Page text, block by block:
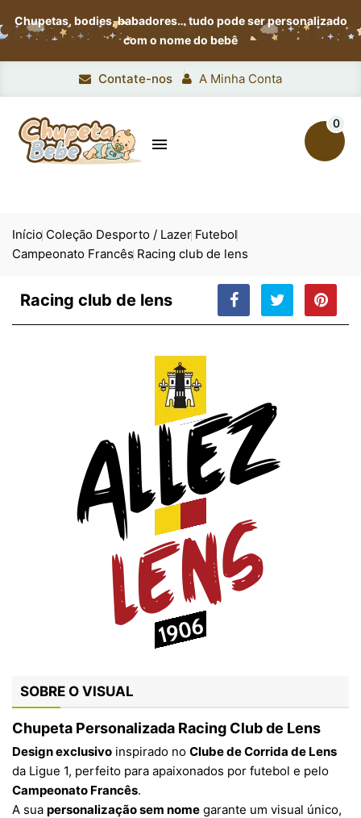
Chupetas, bodies, babadores…tudo pode ser personalizado
com o nome do bebê
Contate-nos A Minha Conta

0
Início Coleção Desporto / Lazer Futebol
Campeonato Francês Racing club de lens
Racing club de lens
SOBRE O VISUAL
Chupeta Personalizada Racing Club de Lens
Design exclusivo inspirado no Clube de Corrida de Lens
da Ligue 1, perfeito para apaixonados por futebol e pelo
Campeonato Francês.
A sua personalização sem nome garante um visual único,